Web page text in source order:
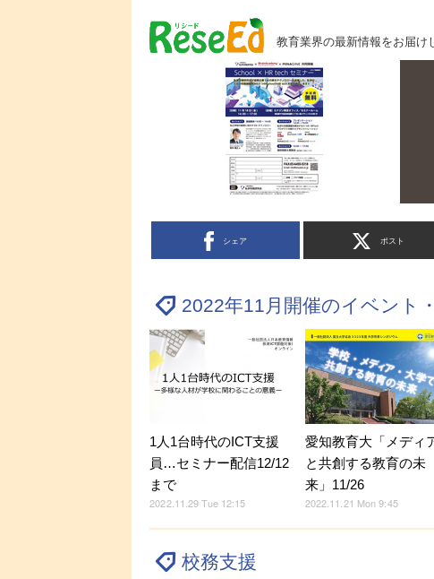
教育業界の最新情報をお届け
シェア ポスト
2022年11月開催のイベント
1人1台時代のICT支援
員…セミナー配信12/12
まで
2022.11.29 Tue 12:15
愛知教育大「メディ
と共創する教育の未
来」11/26
2022.11.21 Mon 9:45
校務支援